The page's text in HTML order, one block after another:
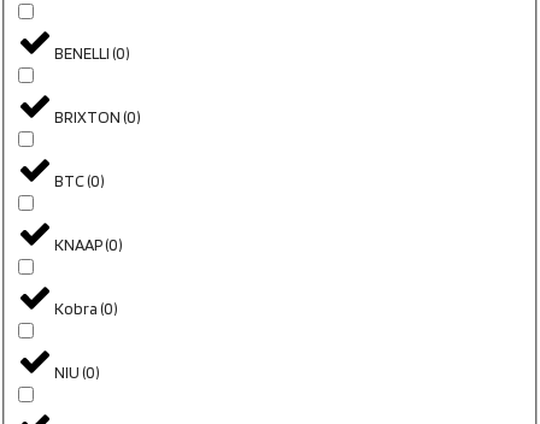
BENELLI(0)
BRIXTON(0)
BTC(0)
KNAAP(0)
Kobra(0)
NIU(0)